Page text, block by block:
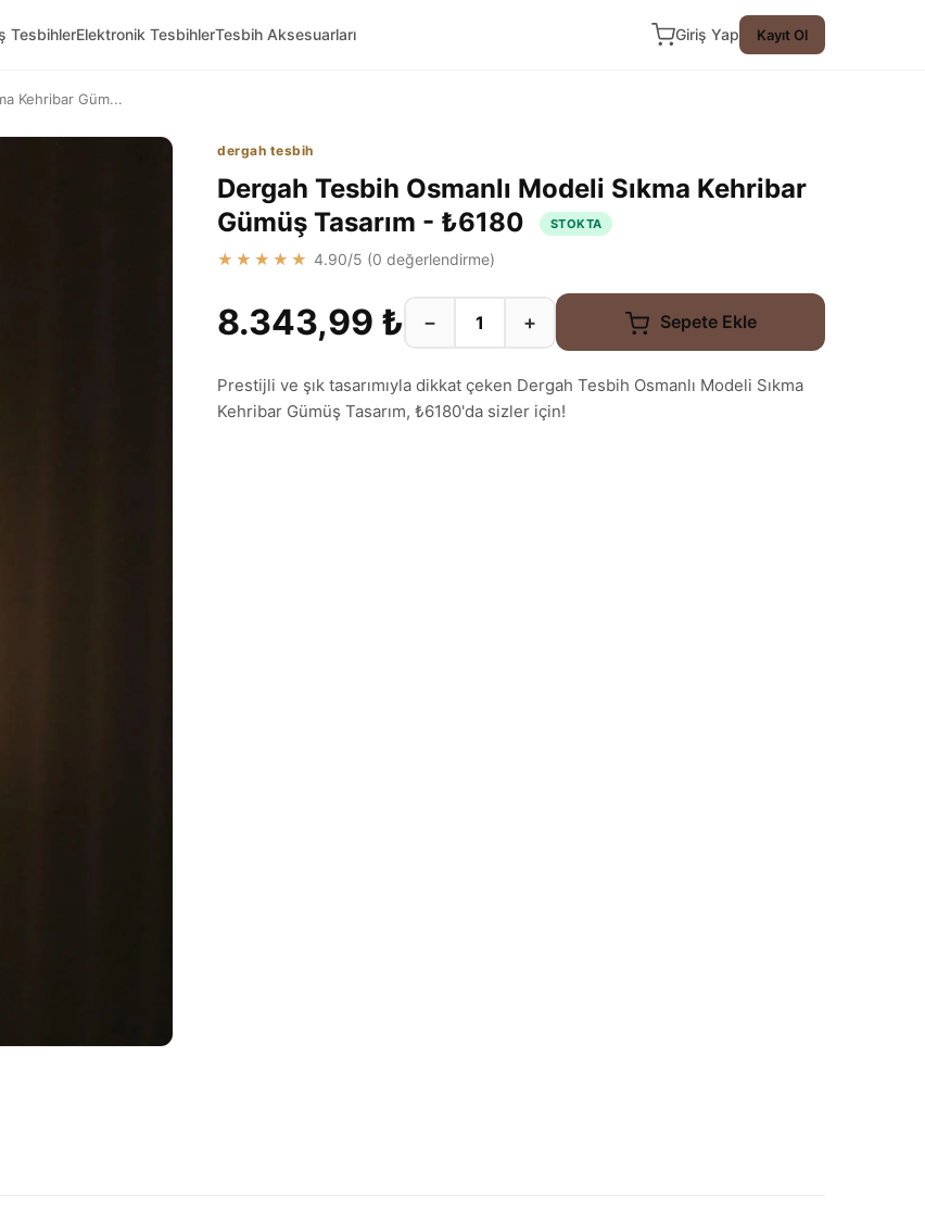
TesbihlerElektronik TesbihlerTesbih Aksesuarları Giriş Yap Kayıt Ol
Kehribar Güm...
dergah tesbih
Dergah Tesbih Osmanlı Modeli Sıkma Kehribar
Gümüş Tasarım - ₺6180
STOKTA
★★★★★ 4.90/5 (0 değerlendirme)
8.343,99 ₺ − + Sepete Ekle
Prestijli ve şık tasarımıyla dikkat çeken Dergah Tesbih Osmanlı Modeli Sıkma
Kehribar Gümüş Tasarım, ₺6180'da sizler için!